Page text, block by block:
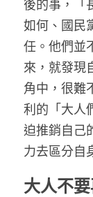
後的事，「
如何、國民
任。他們並
來，就發現
角中，很難
利的「大人
迫推銷自己
力去區分自
大人不